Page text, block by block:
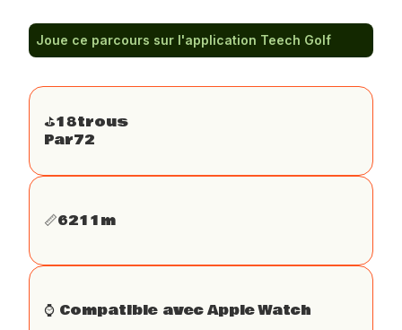
Joue ce parcours sur l'application Teech Golf
⛳️18trous
Par72
📏6211m
⌚️ Compatible avec Apple Watch